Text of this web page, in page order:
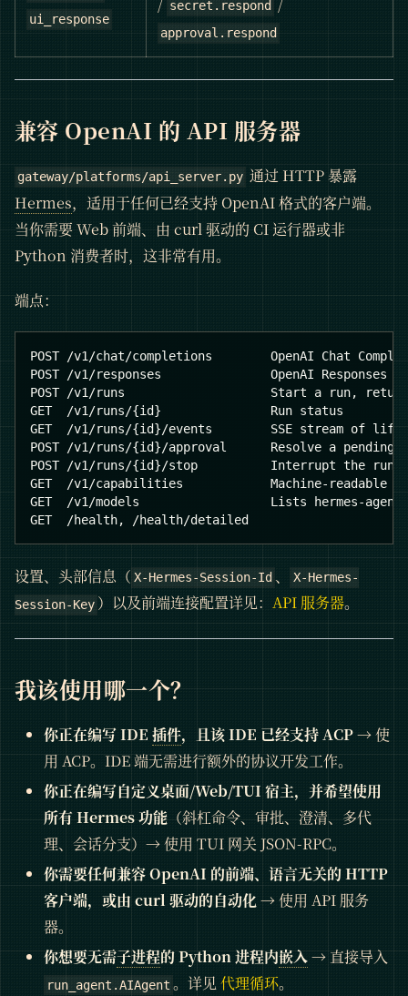
ui_response
secret.respond
approval.respond
兼容 OpenAI 的 API 服务器
gateway/platforms/api_server.py 通过 HTTP 暴露
Hermes，适用于任何已经支持 OpenAI 格式的客户端。
当你需要 Web 前端、由 curl 驱动的 CI 运行器或非
Python 消费者时，这非常有用。
端点：
POST /v1/chat/completions        OpenAI Chat
POST /v1/responses               OpenAI Responses
POST /v1/runs                    Start a run,
GET  /v1/runs/{id}               Run status
GET  /v1/runs/{id}/events        SSE stream of
POST /v1/runs/{id}/approval      Resolve a pending
POST /v1/runs/{id}/stop          Interrupt the run
GET  /v1/capabilities            Machine-readable
GET  /v1/models                  Lists hermes-agent
GET  /health, /health/detailed
设置、头部信息（ X-Hermes-Session-Id 、
X-Hermes-
Session-Key ）以及前端连接配置详见：API 服务器。
我该使用哪一个？
你正在编写 IDE 插件，且该 IDE 已经支持 ACP→ 使
用 ACP。IDE 端无需进行额外的协议开发工作。
你正在编写自定义桌面/Web/TUI 宿主，并希望使用
所有 Hermes 功能 （斜杠命令、审批、澄清、多代
理、会话分支）→ 使用 TUI 网关 JSON-RPC。
你需要任何兼容 OpenAI 的前端、语言无关的 HTTP
客户端，或由 curl 驱动的自动化 → 使用 API 服务
器。
你想要无需子进程的 Python 进程内嵌入→ 直接导入
run_agent.AIAgent 。详见代理循环。